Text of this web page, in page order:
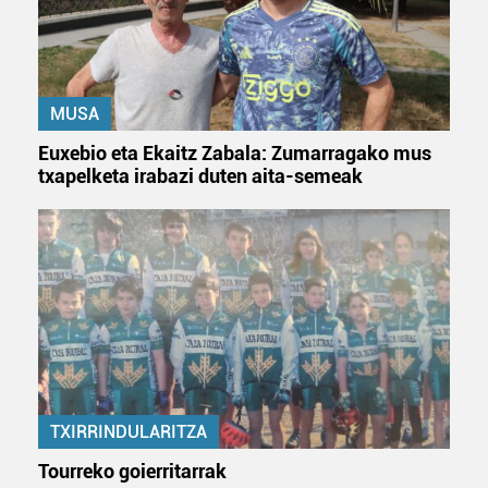
baliatzen gara. Ohar hau onartuz gero, teknologia hori
erabiltzeko baimen esplizitua ematen diguzu.Gehiago
irakurri
MUSA
Euxebio eta Ekaitz Zabala: Zumarragako mus
txapelketa irabazi duten aita-semeak
TXIRRINDULARITZA
Tourreko goierritarrak